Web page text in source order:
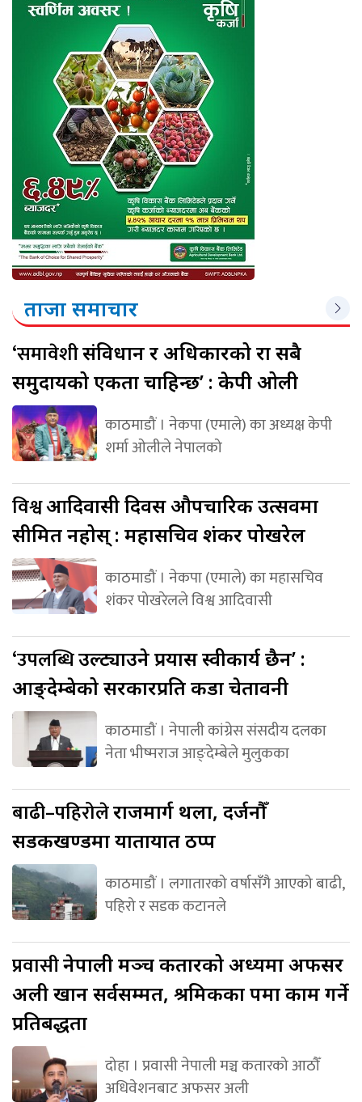
ताजा समाचार
‘समावेशीसंविधान र अधिकारको रक्षा सबै
समुदायको एकता चाहिन्छ’ : केपी ओली
काठमाडौं । नेकपा (एमाले) का अध्यक्ष केपी
शर्मा ओलीले नेपालको
विश्वआदिवासी दिवस औपचारिक उत्सवमा
सीमित नहोस् : महासचिव शंकर पोखरेल
काठमाडौं । नेकपा (एमाले) का महासचिव
शंकर पोखरेलले विश्व आदिवासी
‘उपलब्धिउल्ट्याउने प्रयास स्वीकार्य छैन’ :
आङ्देम्बेको सरकारप्रति कडा चेतावनी
काठमाडौं । नेपाली कांग्रेस संसदीय दलका
नेता भीष्मराज आङ्देम्बेले मुलुकका
बाढी–पहिरोलेराजमार्ग थला, दर्जनौँ
सडकखण्डमा यातायात ठप्प
काठमाडौं । लगातारको वर्षासँगै आएको बाढी,
पहिरो र सडक कटानले
प्रवासीनेपाली मञ्च कतारको अध्यक्षमा अफसर
अली खान सर्वसम्मत, श्रमिकका पक्षमा काम गर्ने
प्रतिबद्धता
दोहा । प्रवासी नेपाली मञ्च कतारको आठौँ
अधिवेशनबाट अफसर अली